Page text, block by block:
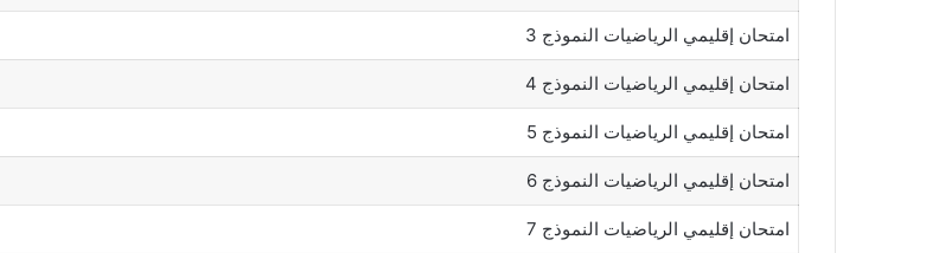
امتحان إقليمي الرياضيات النموذج 3
امتحان إقليمي الرياضيات النموذج 4
امتحان إقليمي الرياضيات النموذج 5
امتحان إقليمي الرياضيات النموذج 6
امتحان إقليمي الرياضيات النموذج 7